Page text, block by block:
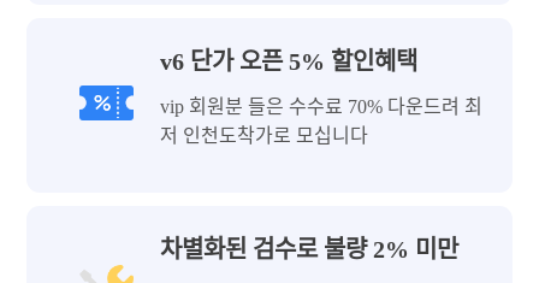
v6 단가 오픈 5% 할인혜택
vip 회원분 들은 수수료 70% 다운드려 최
저 인천도착가로 모십니다
차별화된 검수로 불량 2% 미만